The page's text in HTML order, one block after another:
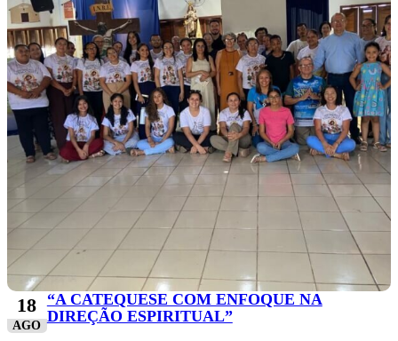
18
AGO
“A CATEQUESE COM ENFOQUE NA
DIREÇÃO ESPIRITUAL”